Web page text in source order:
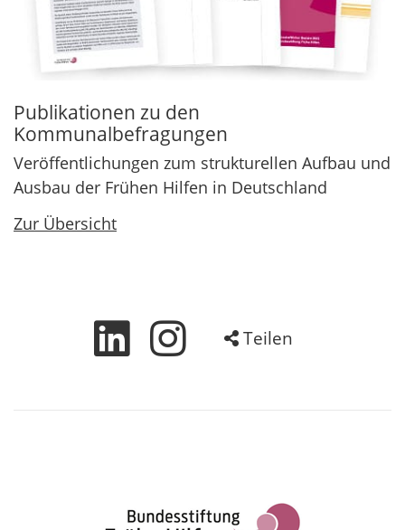
Publikationen zu den
Kommunalbefragungen
Veröffentlichungen zum strukturellen Aufbau und
Ausbau der Frühen Hilfen in Deutschland
Zur Übersicht
Teilen